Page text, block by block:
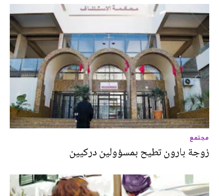
مجتمع
زوجة بارون تطيح بمسؤولين دركيين